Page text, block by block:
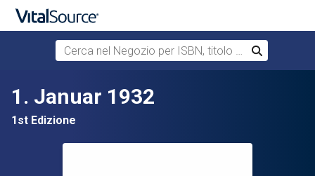
Cerca nel Negozio per ISBN, titolo o autore
Cerca
1. Januar 1932
1st Edizione